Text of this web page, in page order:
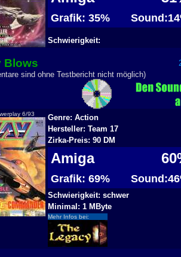
Grafik: 35%
Schwierigkeit:
Blows
sind ohne Testbericht nicht möglich)
6/93
Genre: Action
Hersteller: Team 17
Zirka-Preis: 90 DM
Amiga
Grafik: 69%
Schwierigkeit: schwer
Minimal: 1 MByte
Mehr Infos bei: